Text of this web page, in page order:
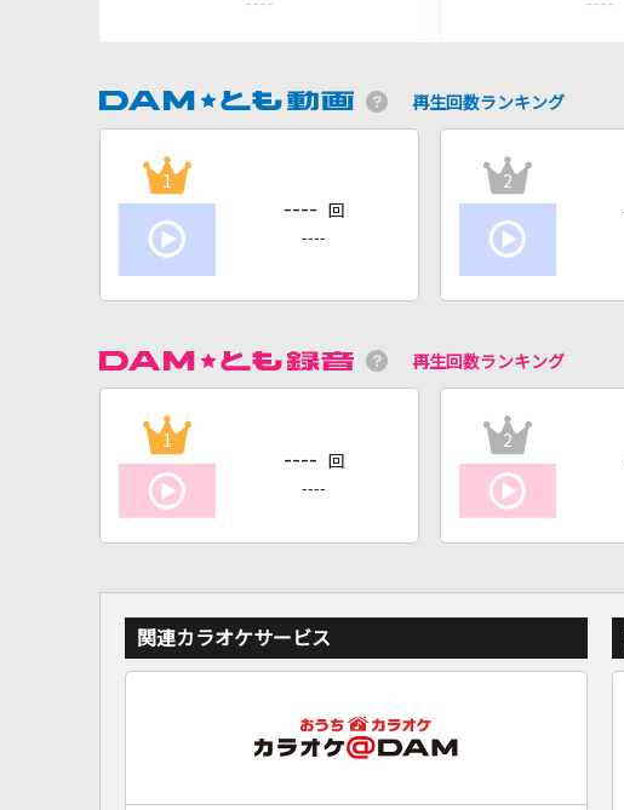
再生回数ランキング
1
---- 回
----
2
再生回数ランキング
1
---- 回
----
2
関連カラオケサービス